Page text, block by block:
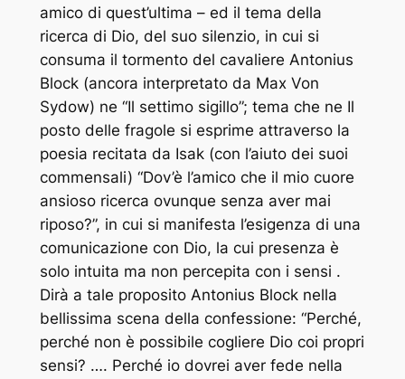
amico di quest’ultima – ed il tema della
ricerca di Dio, del suo silenzio, in cui si
consuma il tormento del cavaliere Antonius
Block (ancora interpretato da Max Von
Sydow) ne “Il settimo sigillo”; tema che ne Il
posto delle fragole si esprime attraverso la
poesia recitata da Isak (con l’aiuto dei suoi
commensali) “Dov’è l’amico che il mio cuore
ansioso ricerca ovunque senza aver mai
riposo?”, in cui si manifesta l’esigenza di una
comunicazione con Dio, la cui presenza è
solo intuita ma non percepita con i sensi .
Dirà a tale proposito Antonius Block nella
bellissima scena della confessione: “Perché,
perché non è possibile cogliere Dio coi propri
sensi? …. Perché io dovrei aver fede nella